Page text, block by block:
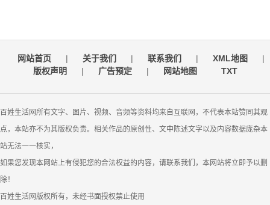
网站首页 | 关于我们 | 联系我们 | XML地图
|
版权声明
| 广告预定 | 网站地图 TXT
百姓生活网所有文字、图片、视频、音频等资料均来自互联网，不代表本站赞同其观
点，本站亦不为其版权负责。相关作品的原创性、文中陈述文字以及内容数据庞杂本
站无法一一核实，
如果您发现本网站上有侵犯您的合法权益的内容，请联系我们，本网站将立即予以删
除！
百姓生活网版权所有，未经书面授权禁止使用